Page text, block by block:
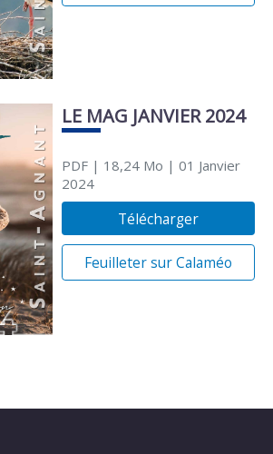
LE MAG JANVIER 2024
PDF| 18,24 Mo | 01 Janvier
2024
Télécharger
Feuilleter sur Calaméo